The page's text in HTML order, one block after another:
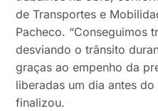
de Transportes e
Pacheco. “Conseguimos
desviando o trânsito
graças ao empenho da
liberadas um dia antes do
finalizou.